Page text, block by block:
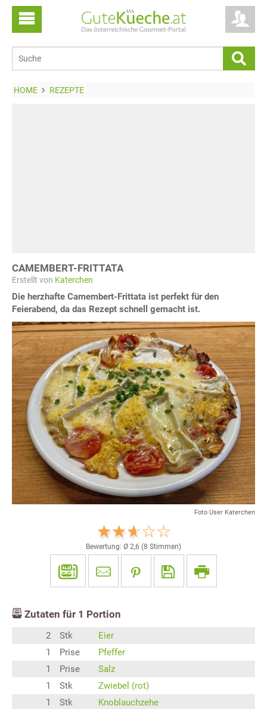
HOME REZEPTE
CAMEMBERT-FRITTATA
Erstellt von Katerchen
Die herzhafte Camembert-Frittata ist perfekt für den
Feierabend, da das Rezept schnell gemacht ist.
Foto User Katerchen
Bewertung: Ø 2,6 (8 Stimmen)
Zutaten für 1 Portion
2 Stk
Eier
1
Prise
Pfeffer
1
Prise
Salz
1
Stk
Zwiebel (rot)
1
Stk
Knoblauchzehe